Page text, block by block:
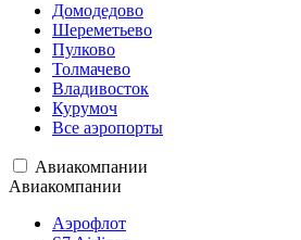
Домодедово
Шереметьево
Пулково
Толмачево
Владивосток
Курумоч
Все аэропорты
Авиакомпании
Авиакомпании
Аэрофлот